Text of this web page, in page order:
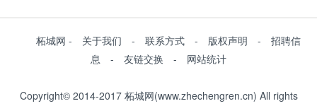
柘城网 - 关于我们 - 联系方式 - 版权声明 - 招聘信
息 - 友链交换 - 网站统计
Copyright© 2014-2017 柘城网(www.zhechengren.cn) All rights